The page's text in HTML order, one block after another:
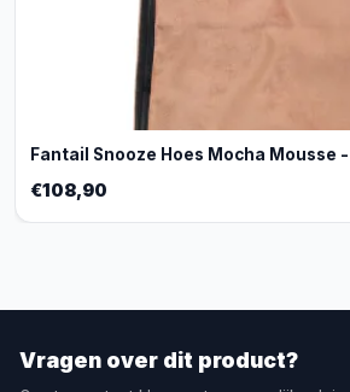
Fantail Snooze Hoes Mocha Mousse
€108,90
Vragen over dit product?